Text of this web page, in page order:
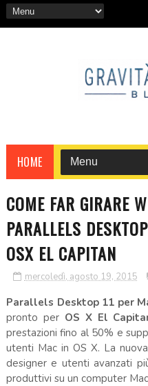
HOME
COME FAR GIRARE
PARALLELS
OSX EL CAPITAN
mercoledì, agosto 19, 2015
Parallels Desktop 11 per
pronto perOS X El
prestazioni fino al 50% e
utenti Mac in OS X. La
designer e utenti avanzati
produttivi su un computer